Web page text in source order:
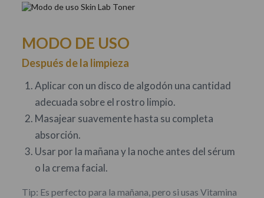
MODO DE USO
Después de la limpieza
Aplicar con un disco de algodón una cantidad
adecuada sobre el rostro limpio.
Masajear suavemente hasta su completa
absorción.
Usar por la mañana y la noche antes del sérum
o la crema facial.
Tip: Es perfecto para la mañana, pero si usas Vitamina